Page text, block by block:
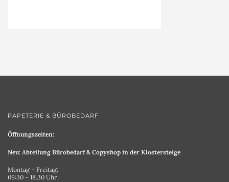
PAPETERIE & BÜROBEDARF
Öffnungszeiten:
Neu: Abteilung Bürobedarf & Copyshop in der Klostersteige
Montag – Freitag:
09:30 – 18.30 Uhr